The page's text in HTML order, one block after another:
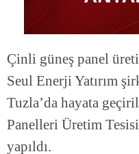
Çinli güneş panel
Seul Enerji Yatırım
Tuzla’da hayata
Panelleri Üretim
yapıldı.